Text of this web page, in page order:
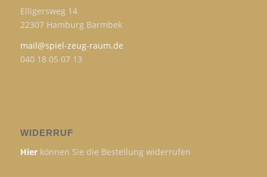
Elligersweg 14
22307 Hamburg Barmbek
mail@spiel-zeug-raum.de
040 18 05 07 13
WIDERRUF
Hierkönnen Sie die Bestellung widerrufen